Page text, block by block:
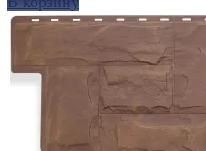
избранное сравнить